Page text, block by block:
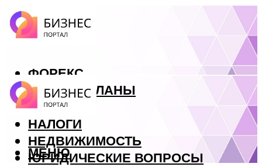
ФОРЕКС
БИЗНЕС ПЛАНЫ
КРЕДИТЫ
НАЛОГИ
НЕДВИЖИМОСТЬ
ЮРИДИЧЕСКИЕ ВОПРОСЫ
МЕНЮ